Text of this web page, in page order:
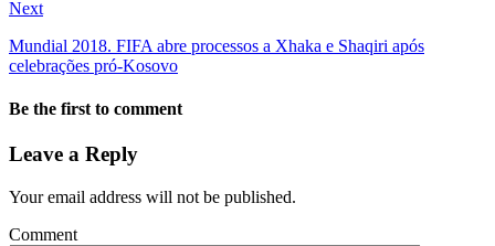
Next
Mundial 2018. FIFA abre processos a Xhaka e Shaqiri após
celebrações pró-Kosovo
Be the first to comment
Leave a Reply
Your email address will not be published.
Comment